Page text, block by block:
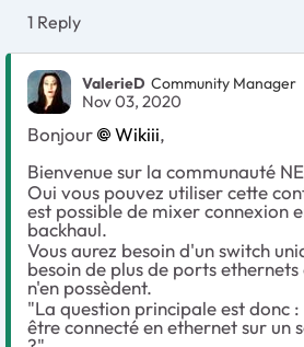
1 Reply
ValerieD Community Manager
Nov 03, 2020
Bonjour Wikiii,
Bienvenue sur la communauté
Oui vous pouvez utiliser cette
est possible de mixer connexion
backhaul.
Vous aurez besoin d'un switch
besoin de plus de ports
n'en possèdent.
"La question principale est donc
être connecté en ethernet sur un